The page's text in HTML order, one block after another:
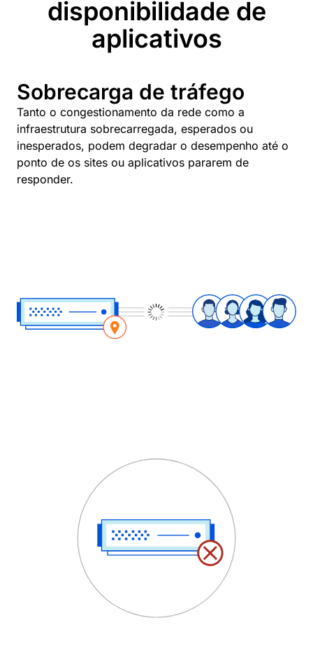
disponibilidade de
aplicativos
Sobrecarga de tráfego
Tanto o congestionamento da rede como a
infraestrutura sobrecarregada, esperados ou
inesperados, podem degradar o desempenho até o
ponto de os sites ou aplicativos pararem de
responder.